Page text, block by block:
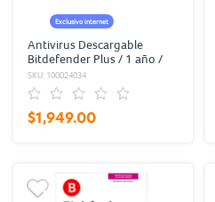
Exclusivo internet
Antivirus Descargable
Bitdefender Plus / 1 año /
10 usuarios
SKU: 100024034
$1,949.00